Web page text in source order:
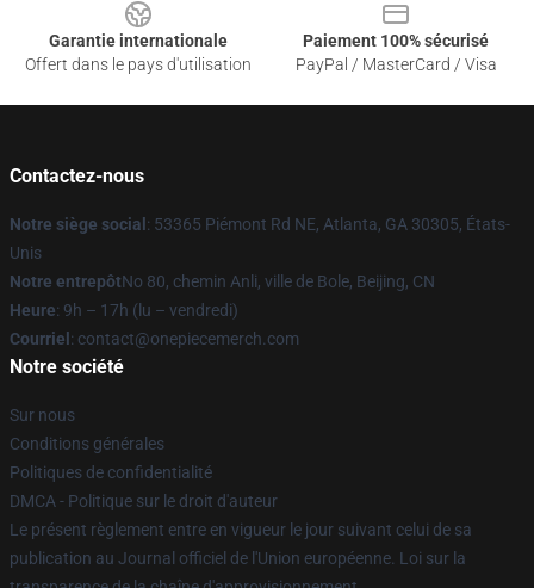
Garantie internationale
Offert dans le pays d'utilisation
Paiement 100% sécurisé
PayPal / MasterCard / Visa
Contactez-nous
Notre siège social : 53365 Piémont Rd NE, Atlanta, GA 30305, États-
Unis
Notre entrepôtNo 80, chemin Anli, ville de Bole, Beijing, CN
Heure: 9h – 17h (lu – vendredi)
Courriel : contact@onepiecemerch.com
Notre société
Sur nous
Conditions générales
Politiques de confidentialité
DMCA - Politique sur le droit d'auteur
Le présent règlement entre en vigueur le jour suivant celui de sa
publication au Journal officiel de l'Union européenne. Loi sur la